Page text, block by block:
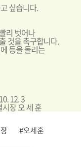
싶습니다.
리 벗어나
것을 촉구합니다.
등을 돌리는
12. 3
장 오 세 훈
#오세훈